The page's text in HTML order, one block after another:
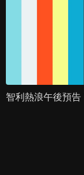
智利熱浪午後預